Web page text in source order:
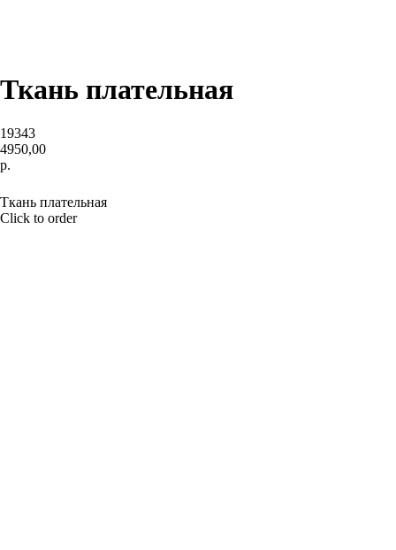
Ткань плательная
19343
4950,00
р.
Ткань плательная
Click to order